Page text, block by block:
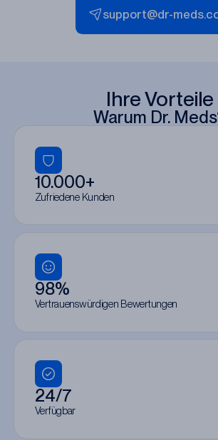
support@dr-
Ihre Vorteile
Warum Dr.
10.000+
Zufriedene Kunden
98%
Vertrauenswürdigen Bewertungen
24/7
Verfügbar